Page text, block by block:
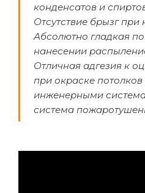
конденсатов и
Отсутствие брызг при
Абсолютно гладкая
нанесении
Отличная адгезия к
при окраске
инженерными
система